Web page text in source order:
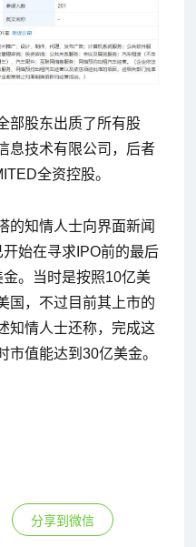
部股东出质了所有股
息技术有限公司，后者
全资控股。
的知情人士向界面新闻
始在寻求IPO前的最后
。当时是按照10亿美
国，不过目前其上市的
知情人士还称，完成这
值能达到30亿美金。
分享到微信